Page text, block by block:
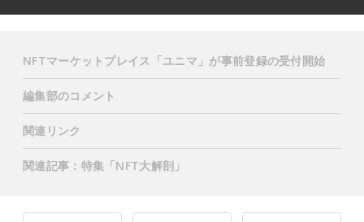
NFTマーケットプレイス「ユニマ」が事前登録の受付開始
編集部のコメント
関連リンク
関連記事：特集「NFT大解剖」